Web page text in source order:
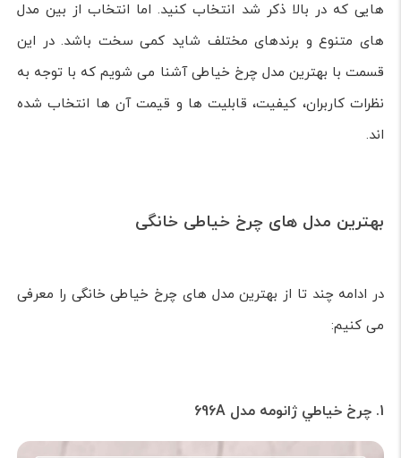
هایی که در بالا ذکر شد انتخاب کنید. اما انتخاب از بین مدل
های متنوع و برندهای مختلف شاید کمی سخت باشد. در این
قسمت با بهترین مدل چرخ خیاطی آشنا می شویم که با توجه به
نظرات کاربران، کیفیت، قابلیت ها و قیمت آن ها انتخاب شده
اند.
بهترین مدل های چرخ خیاطی خانگی
در ادامه چند تا از بهترین مدل های چرخ خیاطی خانگی را معرفی
می کنیم:
1. چرخ خياطي ژانومه مدل 696A